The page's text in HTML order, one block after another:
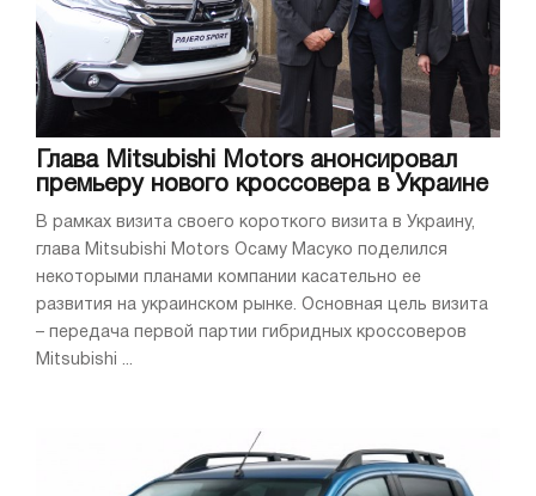
Глава Mitsubishi Motors анонсировал
премьеру нового кроссовера в Украине
В рамках визита своего короткого визита в Украину,
глава Mitsubishi Motors Осаму Масуко поделился
некоторыми планами компании касательно ее
развития на украинском рынке. Основная цель визита
– передача первой партии гибридных кроссоверов
Mitsubishi ...